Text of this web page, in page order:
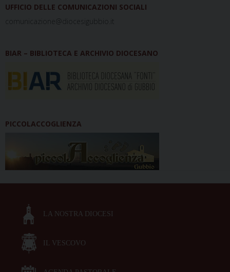
UFFICIO DELLE COMUNICAZIONI SOCIALI
comunicazione@diocesigubbio.it
BIAR – BIBLIOTECA E ARCHIVIO DIOCESANO
PICCOLACCOGLIENZA
LA NOSTRA DIOCESI
IL VESCOVO